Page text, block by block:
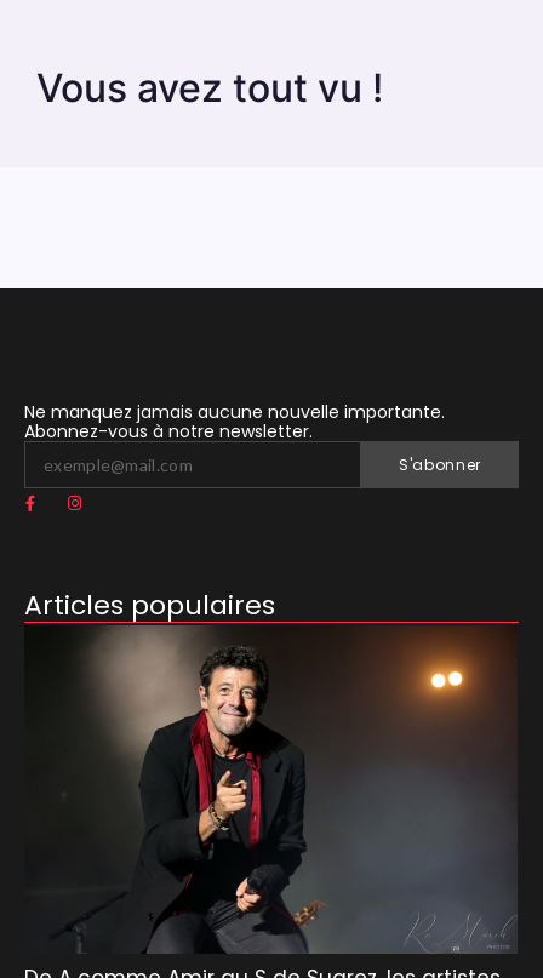
Vous avez tout vu !
Ne manquez jamais aucune nouvelle importante.
Abonnez-vous à notre newsletter.
S'abonner
Articles populaires